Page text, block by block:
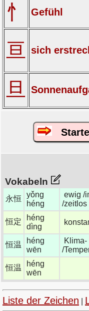
忄 Gefühl
亘 sich
旦
Vokabeln
永恒
yǒng
héng
ewig /
/zeitlos
恒定
héng
dìng
恒温
héng
wēn
Klima-
/
恒温
héng
wēn
Liste der Zeichen